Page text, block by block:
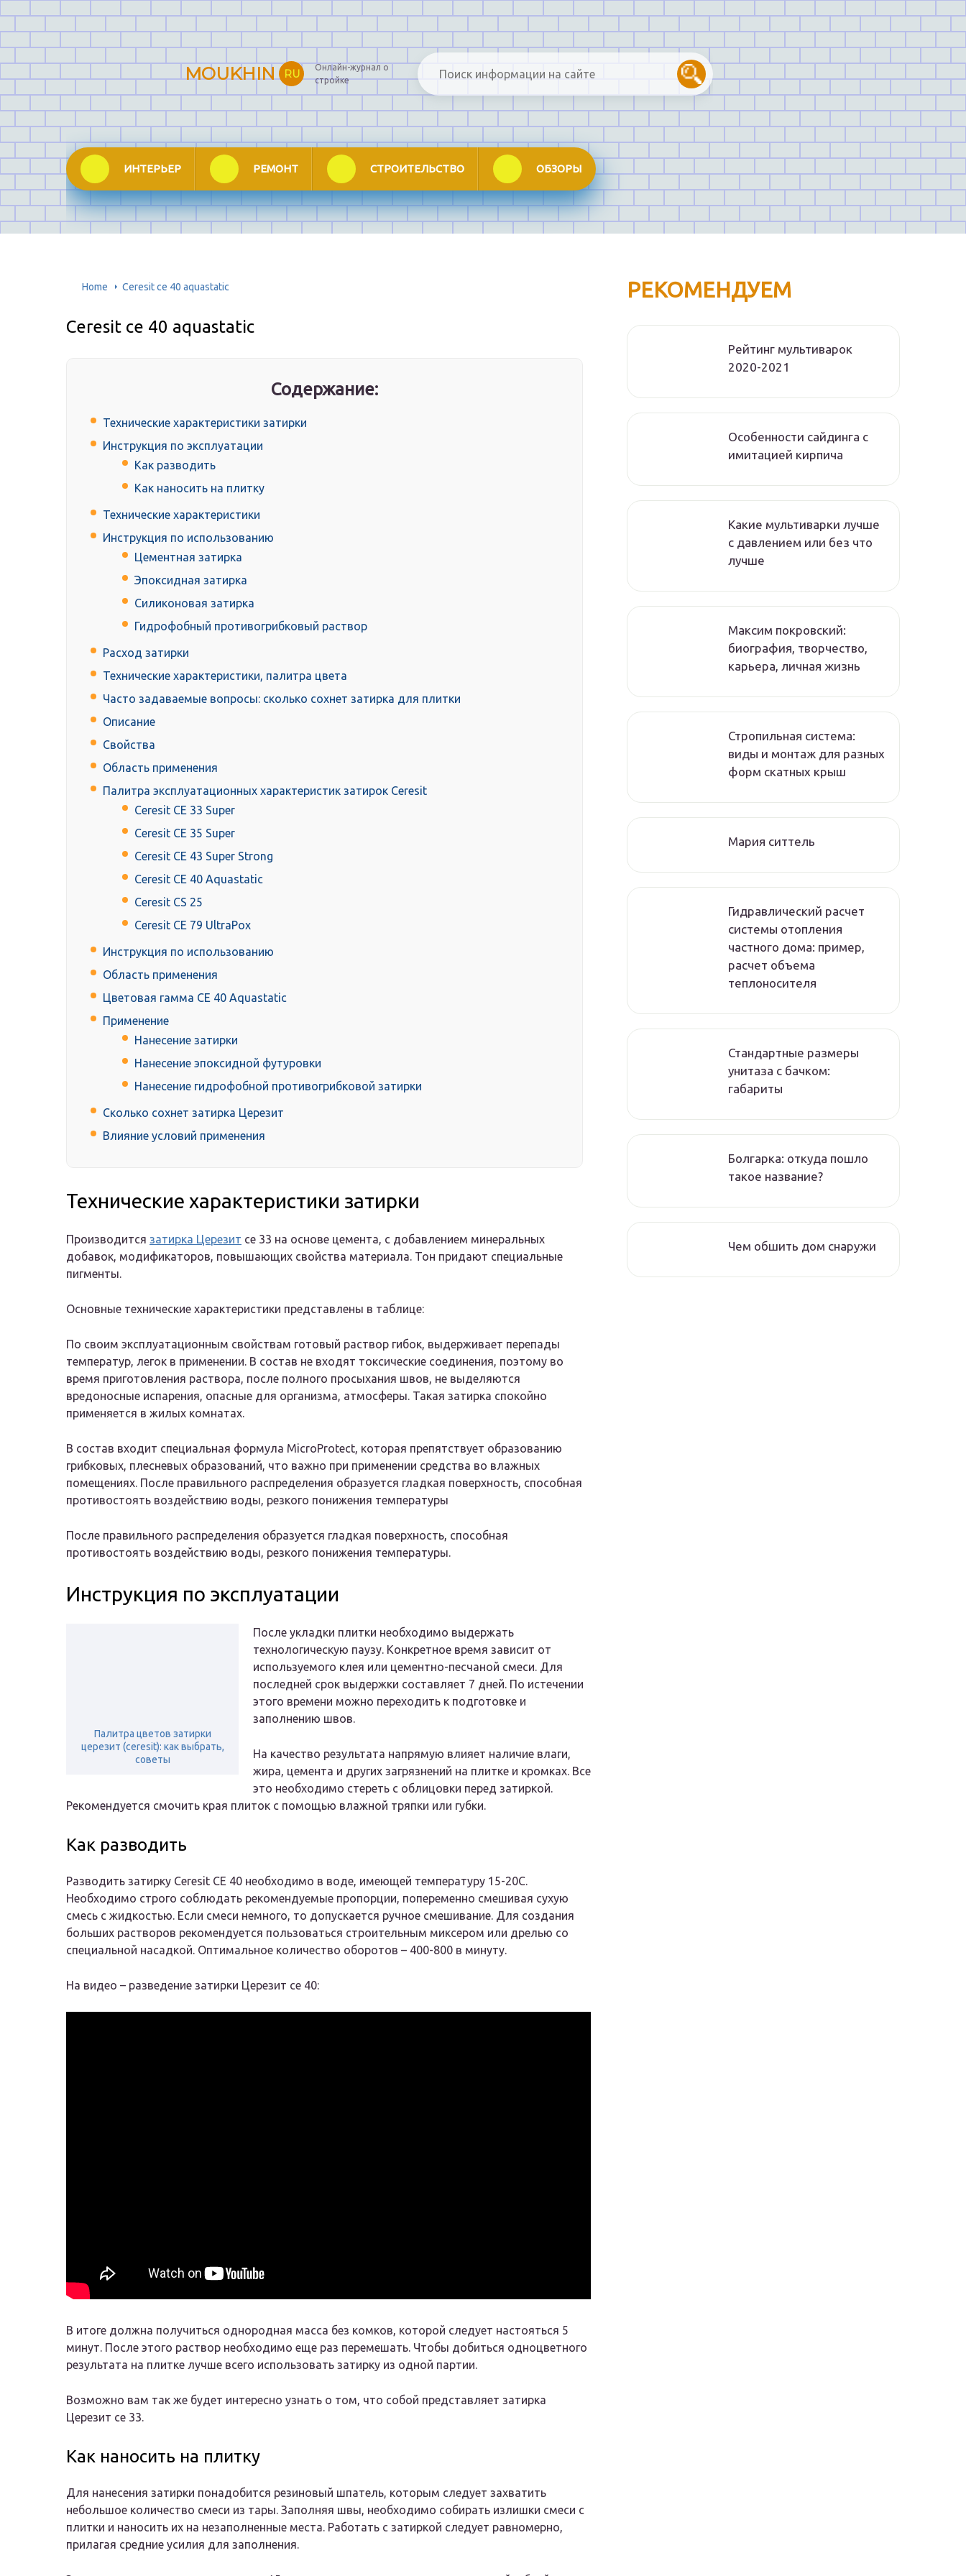
MOUKHIN RU
Онлайн-журнал о
стройке
ИНТЕРЬЕР РЕМОНТ СТРОИТЕЛЬСТВО ОБЗОРЫ
Home Ceresit ce 40 aquastatic
Ceresit ce 40 aquastatic
Содержание:
Технические характеристики затирки
Инструкция по эксплуатации
Как разводить
Как наносить на плитку
Технические характеристики
Инструкция по использованию
Цементная затирка
Эпоксидная затирка
Силиконовая затирка
Гидрофобный противогрибковый раствор
Расход затирки
Технические характеристики, палитра цвета
Часто задаваемые вопросы: сколько сохнет затирка для плитки
Описание
Свойства
Область применения
Палитра эксплуатационных характеристик затирок Ceresit
Ceresit CE 33 Super
Ceresit CE 35 Super
Ceresit CE 43 Super Strong
Ceresit CE 40 Aquastatic
Ceresit CS 25
Ceresit CE 79 UltraPox
Инструкция по использованию
Область применения
Цветовая гамма СЕ 40 Aquastatic
Применение
Нанесение затирки
Нанесение эпоксидной футуровки
Нанесение гидрофобной противогрибковой затирки
Сколько сохнет затирка Церезит
Влияние условий применения
Технические характеристики затирки
Производится затирка Церезит се 33 на основе цемента, с добавлением минеральных
добавок, модификаторов, повышающих свойства материала. Тон придают специальные
пигменты.
Основные технические характеристики представлены в таблице:
По своим эксплуатационным свойствам готовый раствор гибок, выдерживает перепады
температур, легок в применении. В состав не входят токсические соединения, поэтому во
время приготовления раствора, после полного просыхания швов, не выделяются
вредоносные испарения, опасные для организма, атмосферы. Такая затирка спокойно
применяется в жилых комнатах.
В состав входит специальная формула MicroProtect, которая препятствует образованию
грибковых, плесневых образований, что важно при применении средства во влажных
помещениях. После правильного распределения образуется гладкая поверхность, способная
противостоять воздействию воды, резкого понижения температуры
После правильного распределения образуется гладкая поверхность, способная
противостоять воздействию воды, резкого понижения температуры.
Инструкция по эксплуатации
Палитра цветов затирки
церезит (ceresit): как выбрать,
советы
После укладки плитки необходимо выдержать
технологическую паузу. Конкретное время зависит от
используемого клея или цементно-песчаной смеси. Для
последней срок выдержки составляет 7 дней. По истечении
этого времени можно переходить к подготовке и
заполнению швов.
На качество результата напрямую влияет наличие влаги,
жира, цемента и других загрязнений на плитке и кромках. Все
это необходимо стереть с облицовки перед затиркой.
Рекомендуется смочить края плиток с помощью влажной тряпки или губки.
Как разводить
Разводить затирку Ceresit CE 40 необходимо в воде, имеющей температуру 15-20С.
Необходимо строго соблюдать рекомендуемые пропорции, попеременно смешивая сухую
смесь с жидкостью. Если смеси немного, то допускается ручное смешивание. Для создания
больших растворов рекомендуется пользоваться строительным миксером или дрелью со
специальной насадкой. Оптимальное количество оборотов – 400-800 в минуту.
На видео – разведение затирки Церезит се 40:
В итоге должна получиться однородная масса без комков, которой следует настояться 5
минут. После этого раствор необходимо еще раз перемешать. Чтобы добиться одноцветного
результата на плитке лучше всего использовать затирку из одной партии.
Возможно вам так же будет интересно узнать о том, что собой представляет затирка
Церезит се 33.
Как наносить на плитку
Для нанесения затирки понадобится резиновый шпатель, которым следует захватить
небольшое количество смеси из тары. Заполняя швы, необходимо собирать излишки смеси с
плитки и наносить их на незаполненные места. Работать с затиркой следует равномерно,
прилагая средние усилия для заполнения.
РЕКОМЕНДУЕМ
Рейтинг мультиварок
2020-2021
Особенности сайдинга с
имитацией кирпича
Какие мультиварки лучше
с давлением или без что
лучше
Максим покровский:
биография, творчество,
карьера, личная жизнь
Стропильная система:
виды и монтаж для разных
форм скатных крыш
Мария ситтель
Гидравлический расчет
системы отопления
частного дома: пример,
расчет объема
теплоносителя
Стандартные размеры
унитаза с бачком:
габариты
Болгарка: откуда пошло
такое название?
Чем обшить дом снаружи